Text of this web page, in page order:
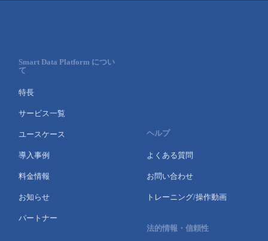
Smart Data Platform につい
て
特長
サービス一覧
ユースケース
導入事例
料金情報
お知らせ
パートナー
ヘルプ
よくある質問
お問い合わせ
トレーニング/操作動画
法的情報・信頼性